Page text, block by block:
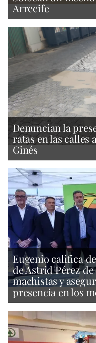
Arrecife
Denuncian la
ratas en las calles
Ginés
Eugenio califica
de Astrid Pérez
machistas y
presencia en los